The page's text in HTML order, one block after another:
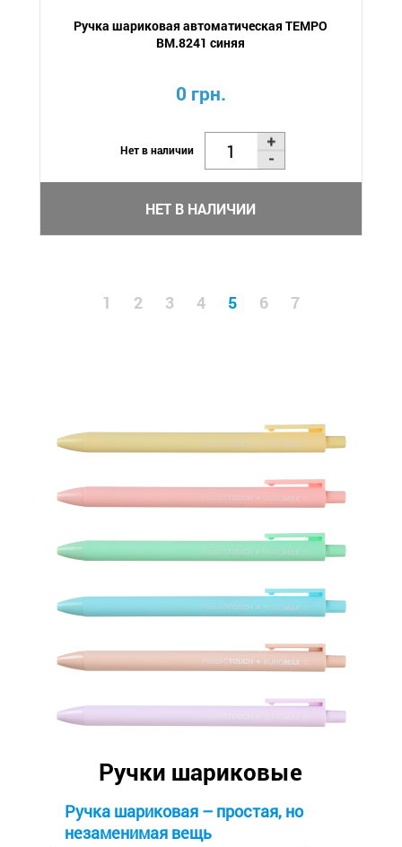
Ручка шариковая автоматическая TEMPO
BM.8241 синяя
0 грн.
Нет в наличии
НЕТ В НАЛИЧИИ
1 2 3 4 5 6 7
Ручки шариковые
Ручка шариковая – простая, но
незаменимая вещь